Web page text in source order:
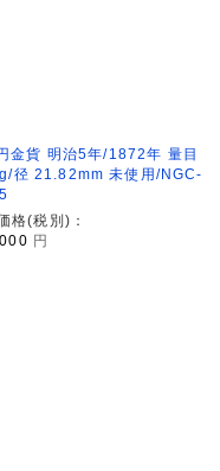
金貨 明治5年/1872年 量目
径 21.82mm 未使用/NGC-
格(税別)：
円